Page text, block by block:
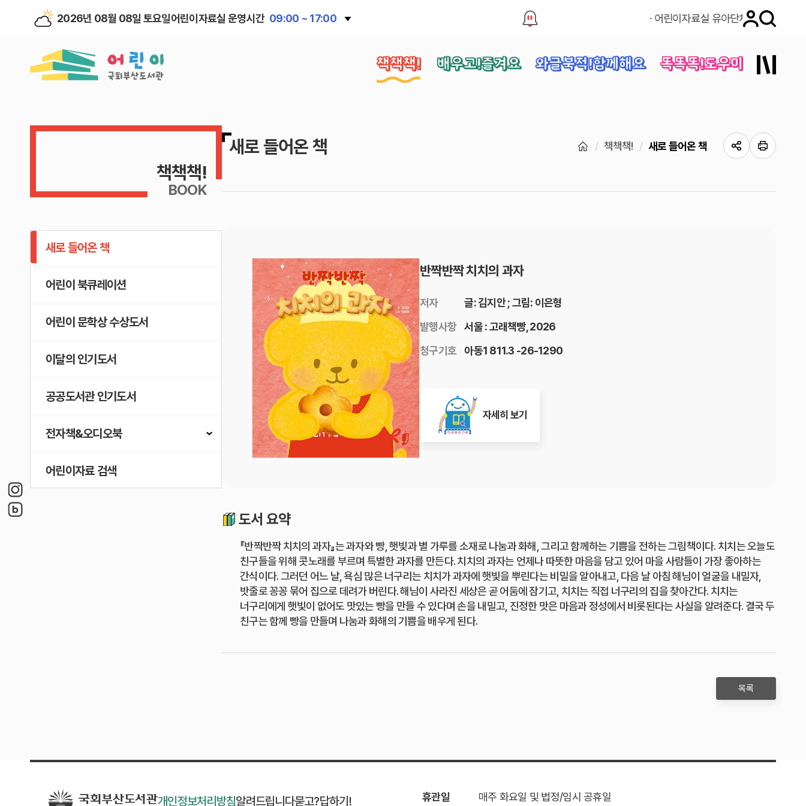
2026년 08월 08일 토요일어린이자료실 운영시간 09:00 ~ 17:00 어린이자료실 유아단체참관 중지안내
책책책! 배우고!즐겨요 와글북적!함께해요 똑똑똑!도우미
책책책!
BOOK
새로 들어온 책
어린이 북큐레이션
어린이 문학상 수상도서
이달의 인기도서
공공도서관 인기도서
전자책&오디오북
어린이자료 검색
새로 들어온 책 책책책! 새로 들어온 책
반짝반짝 치치의 과자
저자
글: 김지안 ; 그림: 이은형
발행사항
서울 : 고래책빵, 2026
청구기호
아동1 811.3 -26-1290
자세히 보기
도서 요약
『반짝반짝 치치의 과자』는 과자와 빵, 햇빛과 별 가루를 소재로 나눔과 화해, 그리고 함께하는 기쁨을 전하는 그림책이다. 치치는 오늘도
친구들을 위해 콧노래를 부르며 특별한 과자를 만든다. 치치의 과자는 언제나 따뜻한 마음을 담고 있어 마을 사람들이 가장 좋아하는
간식이다. 그러던 어느 날, 욕심 많은 너구리는 치치가 과자에 햇빛을 뿌린다는 비밀을 알아내고, 다음 날 아침 해님이 얼굴을 내밀자,
밧줄로 꽁꽁 묶어 집으로 데려가 버린다. 해님이 사라진 세상은 곧 어둠에 잠기고, 치치는 직접 너구리의 집을 찾아간다. 치치는
너구리에게 햇빛이 없어도 맛있는 빵을 만들 수 있다며 손을 내밀고, 진정한 맛은 마음과 정성에서 비롯된다는 사실을 알려준다. 결국 두
친구는 함께 빵을 만들며 나눔과 화해의 기쁨을 배우게 된다.
목록
개인정보처리방침알려드립니다묻고?답하기! 휴관일
매주 화요일 및 법정/임시 공휴일